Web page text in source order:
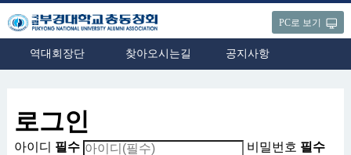
PC로 보기
역대회장단 찾아오시는길 공지사항
로그인
아이디 필수 비밀번호 필수